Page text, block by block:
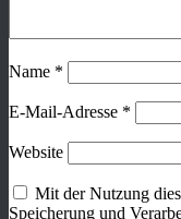
Name *
E-Mail-Adresse *
Website
Mit der Nutzung
Speicherung und